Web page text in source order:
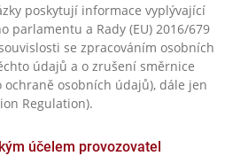
poskytují informace vyplývající
parlamentu a Rady (EU) 2016/679
se zpracováním osobních
údajů a o zrušení směrnice
ochraně osobních údajů), dále jen
Regulation).
účelem provozovatel